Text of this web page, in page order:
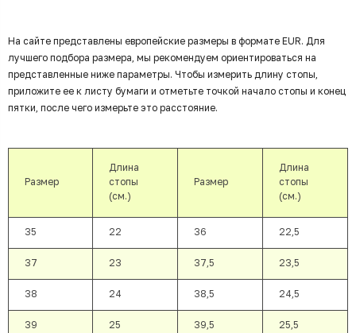
На сайте представлены европейские размеры в формате EUR. Для
лучшего подбора размера, мы рекомендуем ориентироваться на
представленные ниже параметры. Чтобы измерить длину стопы,
приложите ее к листу бумаги и отметьте точкой начало стопы и конец
пятки, после чего измерьте это расстояние.
Размер
Длина
стопы
(см.)
Размер
Длина
стопы
(см.)
35 22 36 22,5
37 23 37,5 23,5
38 24 38,5 24,5
39 25 39,5 25,5